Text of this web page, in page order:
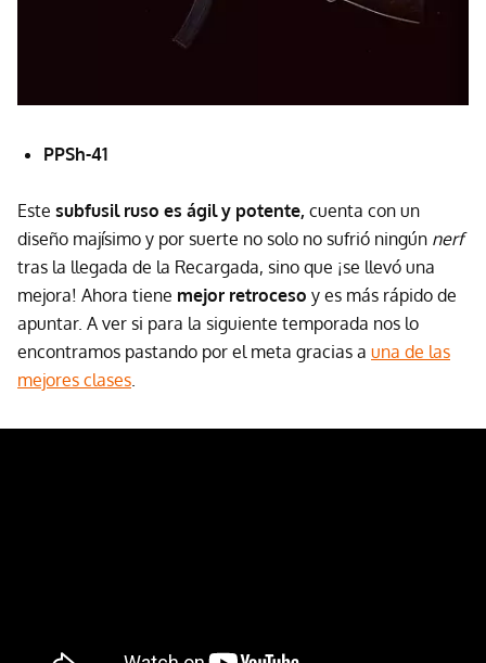
PPSh-41
Este subfusil ruso es ágil y potente, cuenta con un
diseño majísimo y por suerte no solo no sufrió ningún nerf
tras la llegada de la Recargada, sino que ¡se llevó una
mejora! Ahora tiene mejor retroceso y es más rápido de
apuntar. A ver si para la siguiente temporada nos lo
encontramos pastando por el meta gracias a una de las
mejores clases